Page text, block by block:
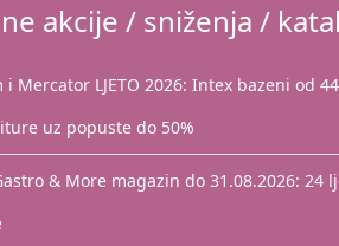
akcije / sniženja /
i Mercator LJETO 2026: Intex bazeni od
uz popuste do 50%
& More magazin do 31.08.2026: 24